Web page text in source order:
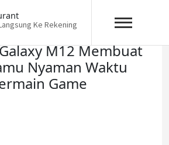
Ke Rekening
M12 Membuat
Nyaman Waktu
Game